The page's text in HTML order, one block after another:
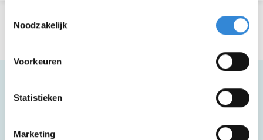
Noodzakelijk
Voorkeuren
Statistieken
Marketing